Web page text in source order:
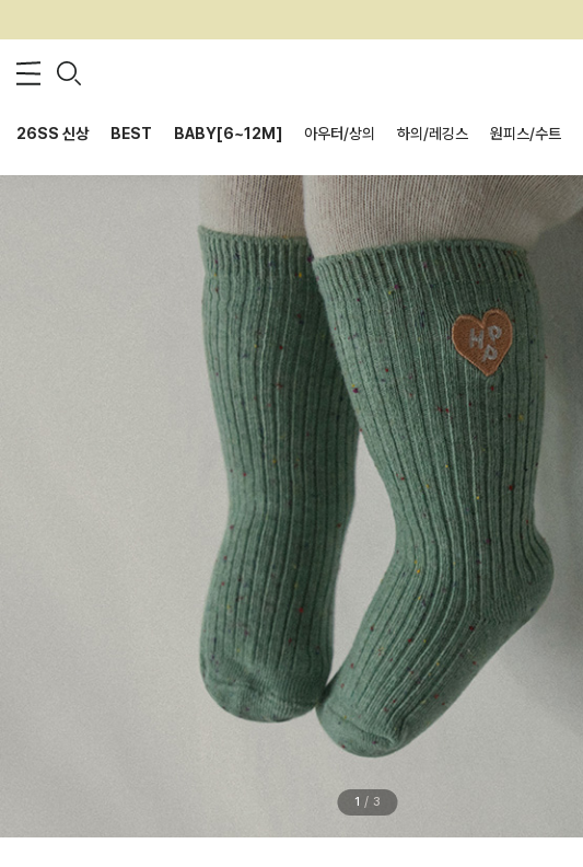
26SS 신상 BEST BABY[6~12M] 아우터/상의 하의/레깅스 원피스/수트
1 / 3